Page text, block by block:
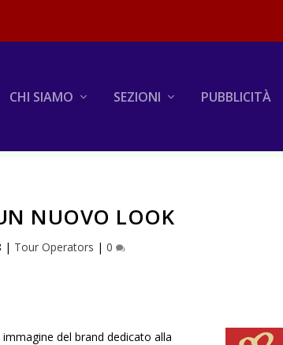
CHI SIAMO SEZIONI PUBBLICITÀ
NUOVO LOOK
| Tour Operators |0
del brand dedicato alla